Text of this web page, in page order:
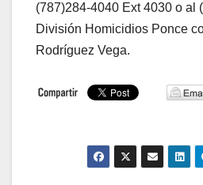
(787)284-4040 Ext 4030 o al
División Homicidios Ponce
Rodríguez Vega.